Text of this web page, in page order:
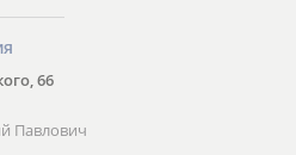
66
Павлович